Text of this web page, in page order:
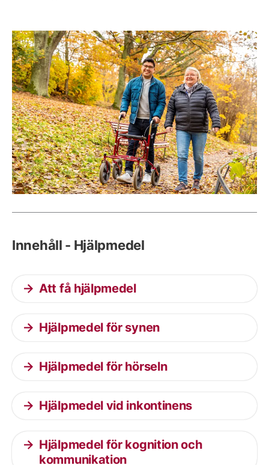
Innehåll - Hjälpmedel
Att få hjälpmedel
Hjälpmedel för synen
Hjälpmedel för hörseln
Hjälpmedel vid inkontinens
Hjälpmedel för kognition och
kommunikation